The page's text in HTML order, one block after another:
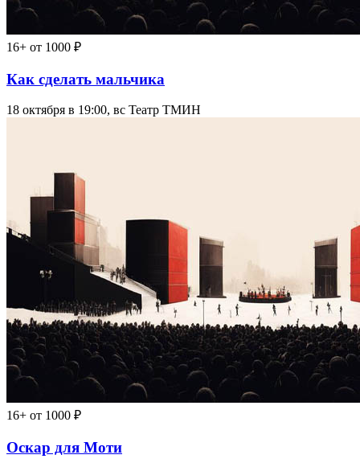
16+ от 1000 ₽
Как сделать мальчика
18 октября в 19:00, вс Театр ТМИН
16+ от 1000 ₽
Оскар для Моти